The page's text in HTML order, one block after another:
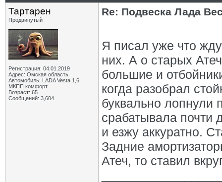
Тартарен
Продвинутый
Регистрация: 04.01.2019
Адрес: Омская область
Автомобиль: LADA Vesta 1,6
МКПП комфорт
Возраст: 65
Сообщений: 3,604
Re: Подвеска Лада
Я писал уже что
них. А о старых
большие и
когда разобрал
буквально лопнули
срабатывала
и езжу аккуратно.
Задние
Атеч, то ставил